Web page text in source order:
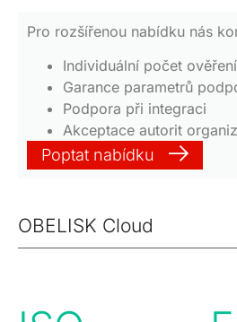
Pro rozšířenou nabídku nás
Individuální počet ověření
Garance parametrů
Podpora při integraci
Akceptace autorit
Poptat nabídku
OBELISK Cloud